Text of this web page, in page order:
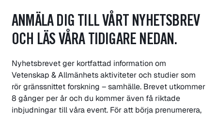
ANMÄLA DIG TILL VÅRT NYHETSBREV
OCH LÄS VÅRA TIDIGARE NEDAN.
Nyhetsbrevet ger kortfattad information om
Vetenskap & Allmänhets aktiviteter och studier som
rör gränssnittet forskning – samhälle. Brevet utkommer
8 gånger per år och du kommer även få riktade
inbjudningar till våra event. För att börja prenumerera,